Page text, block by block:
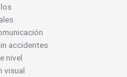
accidentes
nivel
visual